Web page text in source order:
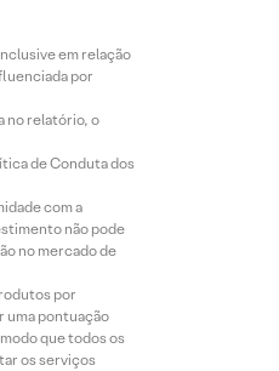
em relação
por
no relatório, o
de Conduta dos
com a
não pode
no mercado de
por
uma pontuação
que todos os
os serviços